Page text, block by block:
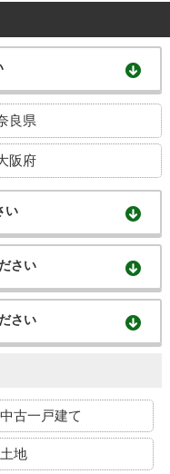
良県
阪府
い
さい
さい
中古一戸建て
土地